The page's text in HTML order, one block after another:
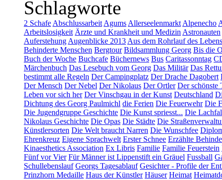
Schlagworte
2 Schafe Abschlussarbeit Agums Allerseelenmarkt Alpenecho
Arbeitslosigkeit Ärzte und Krankheit und Medizin Astronauten
Auferstehung Augenblicke 2013 Aus dem Rohrlauf des Lebens
Behinderte Menschen Bergtour Bildsammlung Georg Bis die
Buch der Woche Buchcafe Büchernews Bus Caritassonntag
Märchenbuch Das Lesebuch vom Georg Das Militär Das
bestimmt alle Regeln Der Campingplatz Der Drache Dagobert
Der Mensch Der Nebel Der Nikolaus Der Ortler Der schönste
Leben vor sich her Der Vinschgau in der Kunst Deutschland
Dichtung des Georg Paulmichl die Ferien Die Feuerwehr Die
Die Jugendgruppe Geschichte Die Kunst spriesst... Die
Nikolaus Geschichte Die Opas Die Städte Die
Künstlersorten Die Welt braucht Narren Die Wunschfee
Ehrenkreuz Eigene Sprachwelt Erster Schnee Erzählte
Kinaesthetics Association Ex Libris Familie Familie Feuerstein
Fünf vor Vier Für Männer ist Lippenstift ein Gräuel Fussball
Schullebenslauf Georgs Tagesablauf Gesichter - Profile der
Prinzhorn Medaille Haus der Künstler Häuser Heimat